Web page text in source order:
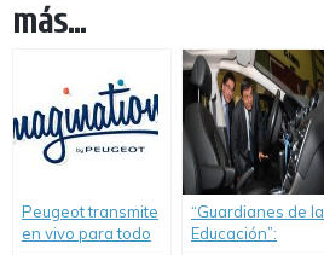
más...
Peugeot transmite
en vivo para todo
“Guardianes de la
Educación”: